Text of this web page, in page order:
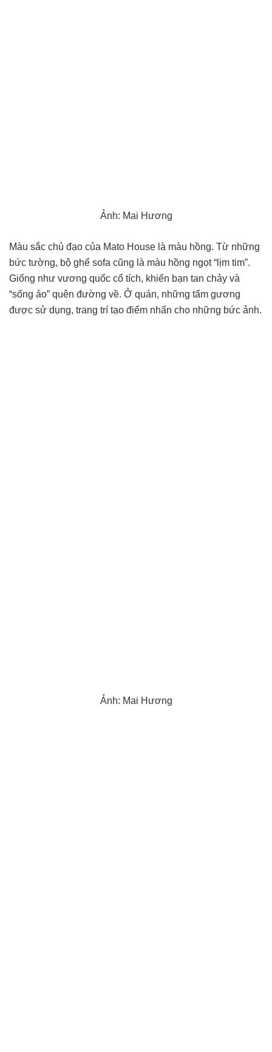
Ảnh: Mai Hương
Màu sắc chủ đạo của Mato House là màu hồng. Từ những
bức tường, bộ ghế sofa cũng là màu hồng ngọt “lịm tim”.
Giống như vương quốc cổ tích, khiến bạn tan chảy và
“sống ảo” quên đường về. Ở quán, những tấm gương
được sử dụng, trang trí tạo điểm nhấn cho những bức ảnh.
Ảnh: Mai Hương